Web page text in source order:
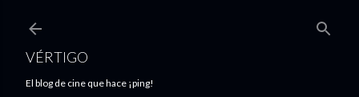
VÉRTIGO
El blog de cine que hace ¡ping!